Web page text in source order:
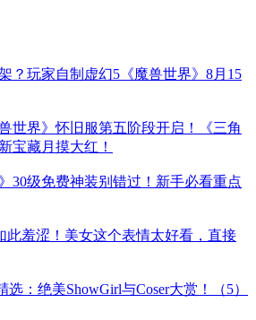
？玩家自制虚幻5《魔兽世界》8月15
世界》怀旧服第五阶段开启！《三角
宝藏月摸大红！
30级免费神装别错过！新手必看重点
此羞涩！美女这个表情太好看，直接
选：绝美ShowGirl与Coser大赏！（5）